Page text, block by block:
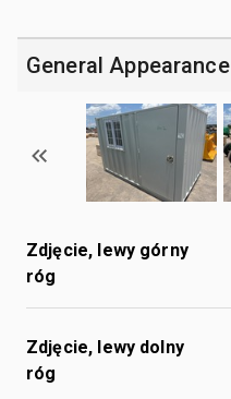
General Appearance
Zdjęcie, lewy górny
róg
Zdjęcie, lewy dolny
róg